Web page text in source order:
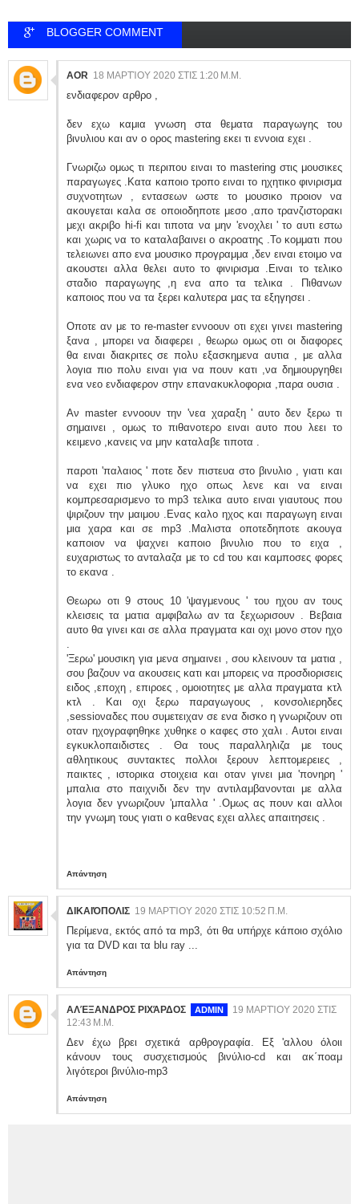
BLOGGER COMMENT
AOR 18 ΜΑΡΤΊΟΥ 2020 ΣΤΙΣ 1:20 Μ.Μ.
ενδιαφερον αρθρο ,
δεν εχω καμια γνωση στα θεματα παραγωγης του
βινυλιου και αν ο ορος mastering εκει τι εννοια εχει .
Γνωριζω ομως τι περιπου ειναι το mastering στις μουσικες
παραγωγες .Κατα καποιο τροπο ειναι το ηχητικο φινιρισμα
συχνοτητων , εντασεων ωστε το μουσικο προιον να
ακουγεται καλα σε οποιοδηποτε μεσο ,απο τρανζιστορακι
μεχι ακριβο hi-fi και τιποτα να μην 'ενοχλει ' το αυτι εστω
και χωρις να το καταλαβαινει ο ακροατης .Το κομματι που
τελειωνει απο ενα μουσικο προγραμμα ,δεν ειναι ετοιμο να
ακουστει αλλα θελει αυτο το φινιρισμα .Ειναι το τελικο
σταδιο παραγωγης ,η ενα απο τα τελικα . Πιθανων
καποιος που να τα ξερει καλυτερα μας τα εξηγησει .
Οποτε αν με το re-master εννοουν οτι εχει γινει mastering
ξανα , μπορει να διαφερει , θεωρω ομως οτι οι διαφορες
θα ειναι διακριτες σε πολυ εξασκημενα αυτια , με αλλα
λογια πιο πολυ ειναι για να πουν κατι ,να δημιουργηθει
ενα νεο ενδιαφερον στην επανακυκλοφορια ,παρα ουσια .
Αν master εννοουν την 'νεα χαραξη ' αυτο δεν ξερω τι
σημαινει , ομως το πιθανοτερο ειναι αυτο που λεει το
κειμενο ,κανεις να μην καταλαβε τιποτα .
παροτι 'παλαιος ' ποτε δεν πιστευα στο βινυλιο , γιατι και
να εχει πιο γλυκο ηχο οπως λενε και να ειναι
κομπρεσαρισμενο το mp3 τελικα αυτο ειναι γιαυτους που
ψιριζουν την μαιμου .Ενας καλο ηχος και παραγωγη ειναι
μια χαρα και σε mp3 .Μαλιστα οποτεδηποτε ακουγα
καποιον να ψαχνει καποιο βινυλιο που το ειχα ,
ευχαριστως το ανταλαζα με το cd του και καμποσες φορες
το εκανα .
Θεωρω οτι 9 στους 10 'ψαγμενους ' του ηχου αν τους
κλεισεις τα ματια αμφιβαλω αν τα ξεχωρισουν . Βεβαια
αυτο θα γινει και σε αλλα πραγματα και οχι μονο στον ηχο
.
'Ξερω' μουσικη για μενα σημαινει , σου κλεινουν τα ματια ,
σου βαζουν να ακουσεις κατι και μπορεις να προσδιορισεις
ειδος ,εποχη , επιροες , ομοιοτητες με αλλα πραγματα κτλ
κτλ . Και οχι ξερω παραγωγους , κονσολιερηδες
,sessioναδες που συμετειχαν σε ενα δισκο η γνωριζουν οτι
οταν ηχογραφηθηκε χυθηκε ο καφες στο χαλι . Αυτοι ειναι
εγκυκλοπαιδιστες . Θα τους παραλληλιζα με τους
αθλητικους συντακτες πολλοι ξερουν λεπτομερειες ,
παικτες , ιστορικα στοιχεια και οταν γινει μια 'πονηρη '
μπαλια στο παιχνιδι δεν την αντιλαμβανονται με αλλα
λογια δεν γνωριζουν 'μπαλλα ' .Ομως ας πουν και αλλοι
την γνωμη τους γιατι ο καθενας εχει αλλες απαιτησεις .
Απάντηση
ΔΙΚΑΙΌΠΟΛΙΣ 19 ΜΑΡΤΊΟΥ 2020 ΣΤΙΣ 10:52 Π.Μ.
Περίμενα, εκτός από τα mp3, ότι θα υπήρχε κάποιο σχόλιο
για τα DVD και τα blu ray ...
Απάντηση
ΑΛΈΞΑΝΔΡΟΣ ΡΙΧΆΡΔΟΣ
19 ΜΑΡΤΊΟΥ 2020 ΣΤΙΣ
12:43 Μ.Μ.
Δεν έχω βρει σχετικά αρθρογραφία. Εξ 'αλλου όλοιι
κάνουν τους συσχετισμούς βινύλιο-cd και ακ΄ποαμ
λιγότεροι βινύλιο-mp3
Απάντηση